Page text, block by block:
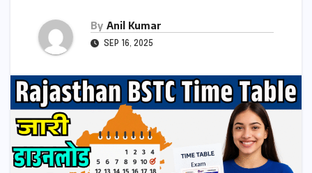
By Anil Kumar
SEP 16, 2025